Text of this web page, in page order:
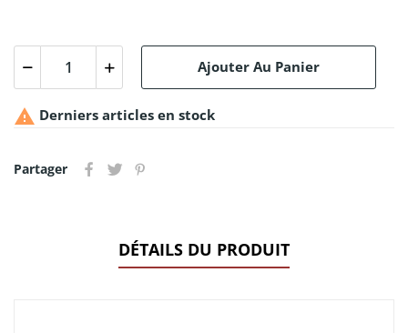
Ajouter Au Panier
 Derniers articles en stock
Partager
DÉTAILS DU PRODUIT